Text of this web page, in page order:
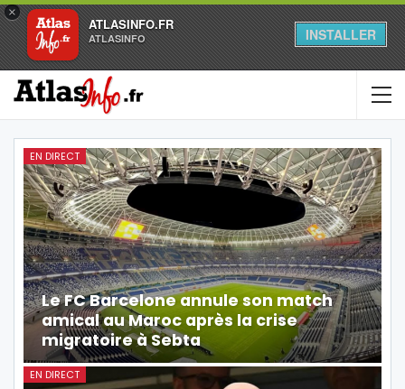
×
ATLASINFO.FR
ATLASINFO INSTALLER
EN DIRECT
Le FC Barcelone annule son match
amical au Maroc après la crise
migratoire à Sebta
EN DIRECT